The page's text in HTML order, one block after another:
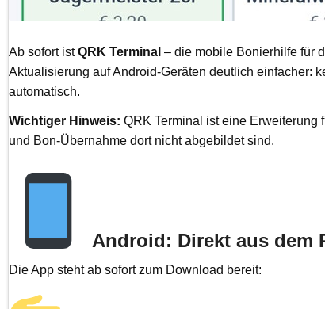
Ab sofort istQRK Terminal – die mobile Bonierhilfe für
Aktualisierung auf Android-Geräten deutlich einfacher:
automatisch.
Wichtiger Hinweis: QRK Terminal ist eine Erweiterung
und Bon-Übernahme dort nicht abgebildet sind.
Android: Direkt aus dem
Die App steht ab sofort zum Download bereit: